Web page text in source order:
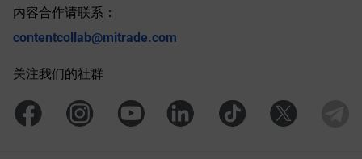
内容合作请联系：
contentcollab@mitrade.com
关注我们的社群